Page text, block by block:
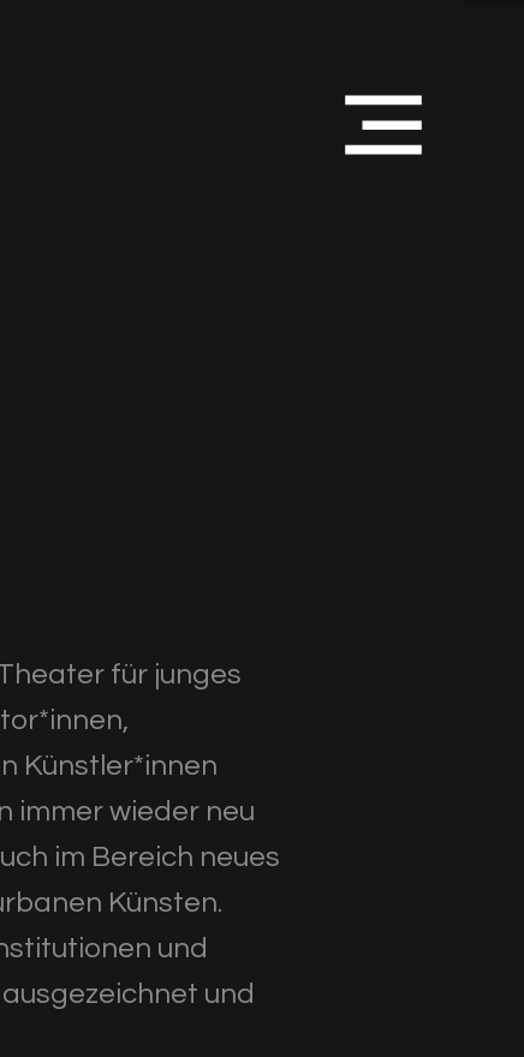
für junges
Künstler*innen
immer wieder neu
im Bereich neues
Künsten.
und
und